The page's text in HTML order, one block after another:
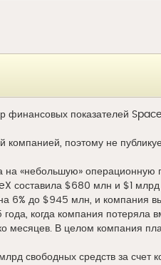
показателей
компанией, поэтому не
«небольшую» операционную
составила $680 млн и $1 млрд
6% до $945 млн, и
когда компания потеряла
месяцев. В целом компания
свободных средств за